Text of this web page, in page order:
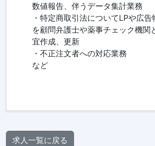
数値報告、伴うデータ集計業務
・特定商取引法についてLPや広告
を顧問弁護士や薬事チェック機関
宜作成、更新
・不正注文者への対応業務
など
求人一覧に戻る